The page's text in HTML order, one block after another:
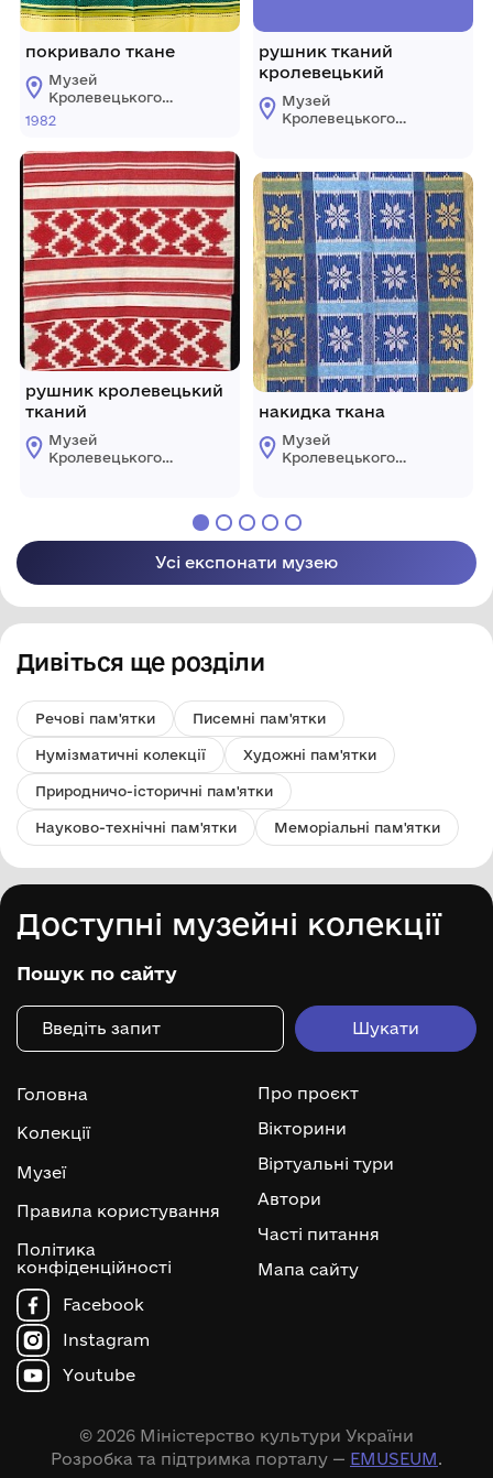
покривало ткане
Музей
Кролевецького
ткацтва
міської ради
1982
рушник кролевецький
тканий
Музей
Кролевецького
рушник тканий
кролевецький
Музей
Кролевецького
міської ради
накидка ткана
Музей
Кролевецького
Усі експонати музею
Дивіться ще розділи
Речові пам'ятки Писемні пам'ятки
Нумізматичні колекції Художні пам'ятки
Природничо-історичні пам'ятки
Науково-технічні пам'ятки Меморіальні пам'ятки
Доступні музейні колекції
Пошук по сайту
Головна
Колекції
Музеї
Правила користування
Політика
конфіденційності
Про проєкт
Вікторини
Віртуальні тури
Автори
Часті питання
Мапа сайту
Facebook
Instagram
Youtube
© 2026 Міністерство культури України
Розробка та підтримка порталу — EMUSEUM.